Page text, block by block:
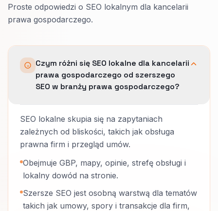
Proste odpowiedzi o SEO lokalnym dla kancelarii
prawa gospodarczego.
Czym różni się SEO lokalne dla kancelarii
prawa gospodarczego od szerszego
SEO w branży prawa gospodarczego?
SEO lokalne skupia się na zapytaniach
zależnych od bliskości, takich jak obsługa
prawna firm i przegląd umów.
Obejmuje GBP, mapy, opinie, strefę obsługi i
lokalny dowód na stronie.
Szersze SEO jest osobną warstwą dla tematów
takich jak umowy, spory i transakcje dla firm,